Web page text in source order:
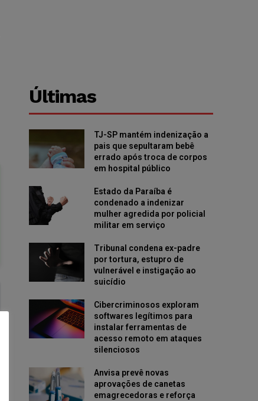
Últimas
TJ-SP mantém indenização a
pais que sepultaram bebê
errado após troca de corpos
em hospital público
Estado da Paraíba é
condenado a indenizar
mulher agredida por policial
militar em serviço
Tribunal condena ex-padre
por tortura, estupro de
vulnerável e instigação ao
suicídio
Cibercriminosos exploram
softwares legítimos para
instalar ferramentas de
acesso remoto em ataques
silenciosos
Anvisa prevê novas
aprovações de canetas
emagrecedoras e reforça